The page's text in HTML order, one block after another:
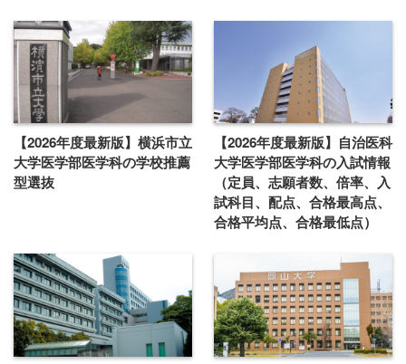
【2026年度最新版】横浜市立
大学医学部医学科の学校推薦
型選抜
【2026年度最新版】自治医科
大学医学部医学科の入試情報
（定員、志願者数、倍率、入
試科目、配点、合格最高点、
合格平均点、合格最低点）